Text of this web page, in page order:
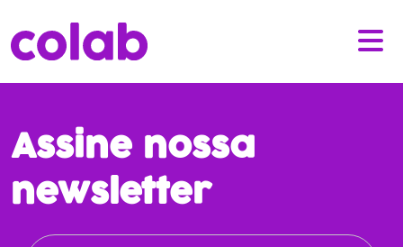
Assine nossa
newsletter